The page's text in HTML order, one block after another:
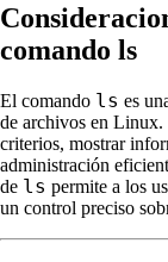
comando ls
El comando ls es
de archivos en Linux.
criterios, mostrar
administración
de ls permite a los
un control preciso